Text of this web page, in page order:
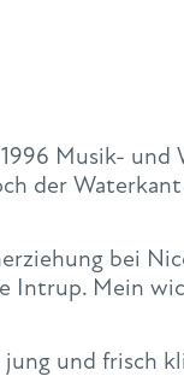
Musik-
der
bei
Intrup. Mein
und frisch